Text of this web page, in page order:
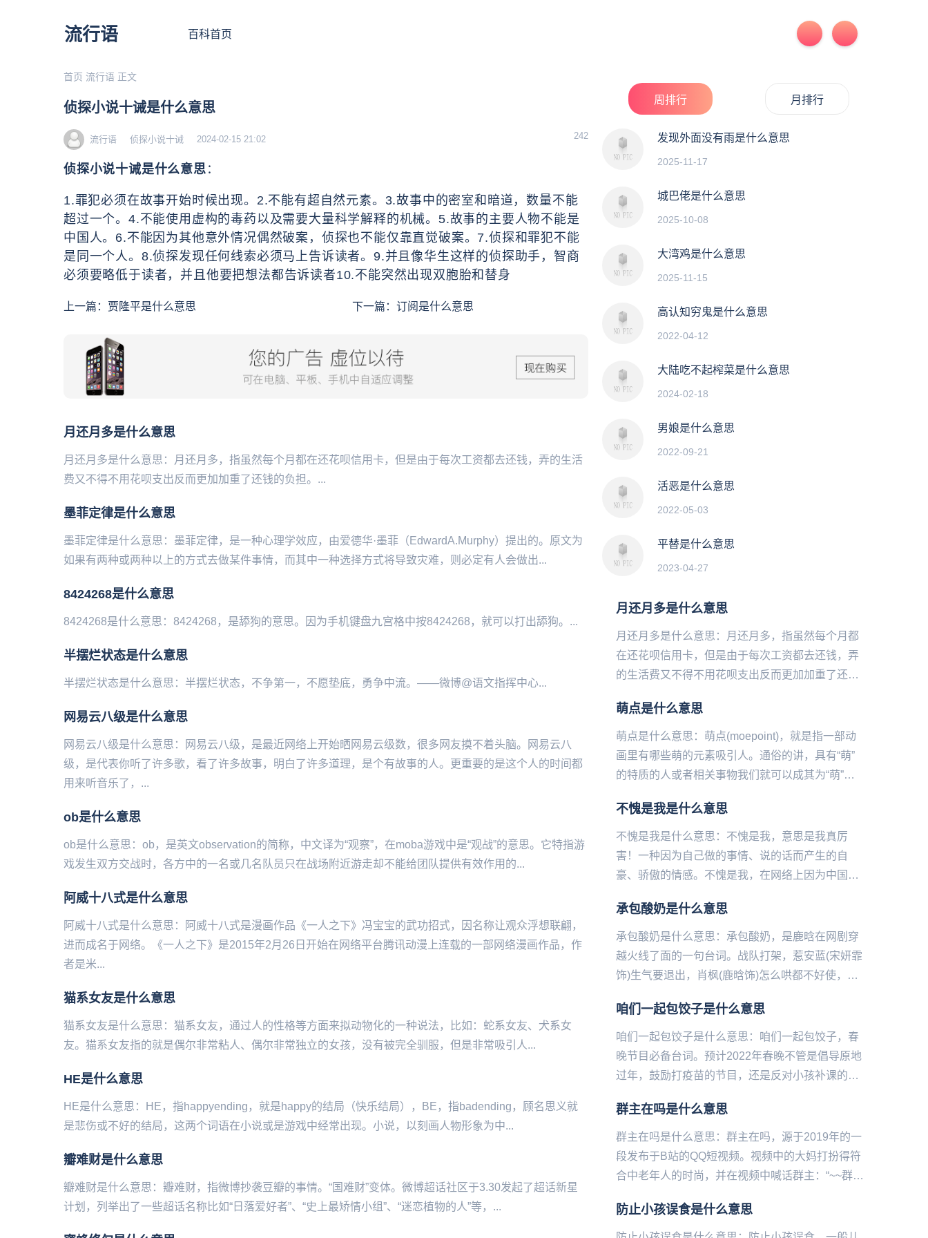
流行语 百科首页
首页 流行语 正文
侦探小说十诫是什么意思
流行语 侦探小说十诫 2024-02-15 21:02 242
侦探小说十诫是什么意思 ：
1.罪犯必须在故事开始时候出现。2.不能有超自然元素。3.故事中的密室和暗道，数量不能
超过一个。4.不能使用虚构的毒药以及需要大量科学解释的机械。5.故事的主要人物不能是
中国人。6.不能因为其他意外情况偶然破案，侦探也不能仅靠直觉破案。7.侦探和罪犯不能
是同一个人。8.侦探发现任何线索必须马上告诉读者。9.并且像华生这样的侦探助手，智商
必须要略低于读者，并且他要把想法都告诉读者10.不能突然出现双胞胎和替身
上一篇： 贾隆平是什么意思 下一篇： 订阅是什么意思
月还月多是什么意思
月还月多是什么意思：月还月多，指虽然每个月都在还花呗信用卡，但是由于每次工资都去还钱，弄的生活
费又不得‌‌‌‌‌‌‌‌‌‌不用花呗支出反而更加加重了还钱的负担。...
墨菲定律是什么意思
墨菲定律是什么意思：墨菲定律，是一种心理学效应，由爱德华·墨菲（EdwardA.Murphy）提出的。原文为
如果有两种或两种以上的方式去做某件事情，而其中一种选择方式将导致灾难，则必定有人会做出...
8424268是什么意思
8424268是什么意思：8424268，是舔狗的意思。因为手机键‌‌‌‌‌‌‌‌‌‌‌‌盘九宫格中按8424268，就可以打出舔狗。...
半摆烂状态是什么意思
半摆烂状态是什么意思：半摆烂状态，不争第一，不愿垫底，勇争中流。——微博@语文指挥中心...
网易云八级是什么意思
网易云八级是什么意思：网易云八级，是最近网络上开始晒网易云级数，很多网友摸不着头脑。网易云八
级，是代表你听了许多歌，看了许多故事，明白了许多道理，是个有故事的人。更重要的是这个人的时间都
用来听音乐了，...
ob是什么意思
ob是什么意思：ob，是英文observation的简称，中文译为“观察”，在moba游戏中是“观战”的意思。它特指游
戏发生双方交战时，各方中的一名或几名队员只在战场附近游走却不能给团队提供有效作用的...
阿威十八式是什么意思
阿威十八式是什么意思：阿威十八式是漫画作品《一人之下》冯宝宝的武功招式，因名称让观众浮想联翩，
进而成名于网络。《一人之下》是2015年2月26日开始在网络平台腾讯动漫上连载的一部网络漫画作品，作
者是米...
猫系女友是什么意思
猫系女友是什么意思：猫系女友，通过人‌‌‌‌‌‌‌‌‌‌‌‌的性格等方面来拟动物化的一种说法，比如：蛇系女友、犬系女
友。猫系女友指的就是偶尔非常粘人、偶尔非常独立的女孩，没有被完全驯服，但是非常吸引人...
​HE是什么意思
HE是什么意思：HE，指happyending，就是happy的结局（快乐结局），BE，指badending，顾名思义就
是悲伤或不好的结局，这两个词语在小说或是游戏中经常出现。小说，以刻画人物形象为中...
瓣难财是什么意思
瓣难财是什么意思：瓣难财，指微‌‌‌‌‌‌‌博抄袭豆瓣的事情。“国难财”变体。微博超话社区于3.30发起了超话新星
计划，列举出了一些超话名称比如“日落爱好者”、“史上最矫情小组”、“迷恋植物的人”等，...
周排行 月排行
发现外面没有雨是什么意思
2025-11-17
城巴佬是什么意思
2025-10-08
大湾鸡是什么意思
2025-11-15
高认知穷鬼是什么意思
2022-04-12
大陆吃不起榨菜是什么意思
2024-02-18
男娘是什么意思
2022-09-21
活恶是什么意思
2022-05-03
平替是什么意思
2023-04-27
月还月多是什么意思
月还月多是什么意思：月还月多，指虽然每个月都
在还花呗信用卡，但是由于每次工资都去还钱，弄
的生活费又不得‌‌‌‌‌‌‌‌‌‌不用花呗支出反而更加加重了还钱
萌点是什么意思
萌点是什么意思：萌点(moepoint)，就是指一部动
画里有哪些萌的元素吸引人。通俗的讲，具有“萌”
的特质的人或者相关事物我们就可以成其为“萌”，
现...
不愧是我是什么意思
不愧是我是什么意思：不愧是我，意思是我真厉
害！一种因为自己做的事情、说的话而产生的自
豪、骄傲的情感。不愧是我，在网络上因为中国艺
展现出一种总能把天聊死的技能...
承包酸奶是什么意思
承包酸奶是什么意思：承包酸奶，是鹿晗在网剧穿
越火线了面的一句台词。战队打架，惹安蓝(宋妍霏
饰)生气要退出，肖枫(鹿晗饰)怎么哄都不好使，直
你肯回来，你这辈...
咱们一起包饺子是什么意思
咱们一起包饺子是什么意思：咱们一起包饺子，春‌‌‌‌‌‌‌‌‌‌‌‌‌
晚节目必备台词。预计2022年春晚不管是倡导原地
过年，鼓励打疫苗的节目，还是反对小孩补课的节
群主在吗是什么意思
群主在吗是什么意思：群主在吗，源于2019年的一
段发布于B站的QQ短视频。视频中的大妈打扮得符‌‌‌‌‌‌‌‌‌
合中老年人的时尚，并在视频中喊话群主：“~~群主
防止小孩误食是什么意思